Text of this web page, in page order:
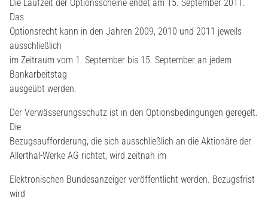
Die Laufzeit der Optionsscheine endet am 15. September 2011.
Das
Optionsrecht kann in den Jahren 2009, 2010 und 2011 jeweils
ausschließlich
im Zeitraum vom 1. September bis 15. September an jedem
Bankarbeitstag
ausgeübt werden.
Der Verwässerungsschutz ist in den Optionsbedingungen geregelt.
Die
Bezugsaufforderung, die sich ausschließlich an die Aktionäre der
Allerthal-Werke AG richtet, wird zeitnah im
Elektronischen Bundesanzeiger veröffentlicht werden. Bezugsfrist
wird